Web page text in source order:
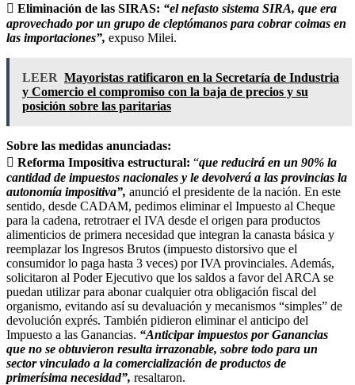
 Eliminación de las SIRAS: “el nefasto sistema SIRA, que era
aprovechado por un grupo de cleptómanos para cobrar coimas en
las importaciones”, expuso Milei.
LEER Mayoristas ratificaron en la Secretaría de Industria
y Comercio el compromiso con la baja de precios y su
posición sobre las paritarias
Sobre las medidas anunciadas:
 Reforma Impositiva estructural: “que reducirá en un 90% la
cantidad de impuestos nacionales y le devolverá a las provincias la
autonomía impositiva”, anunció el presidente de la nación. En este
sentido, desde CADAM, pedimos eliminar el Impuesto al Cheque
para la cadena, retrotraer el IVA desde el origen para productos
alimenticios de primera necesidad que integran la canasta básica y
reemplazar los Ingresos Brutos (impuesto distorsivo que el
consumidor lo paga hasta 3 veces) por IVA provinciales. Además,
solicitaron al Poder Ejecutivo que los saldos a favor del ARCA se
puedan utilizar para abonar cualquier otra obligación fiscal del
organismo, evitando así su devaluación y mecanismos “simples” de
devolución exprés. También pidieron eliminar el anticipo del
Impuesto a las Ganancias. “Anticipar impuestos por Ganancias
que no se obtuvieron resulta irrazonable, sobre todo para un
sector vinculado a la comercialización de productos de
primerísima necesidad”, resaltaron.